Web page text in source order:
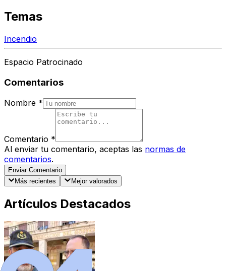
Temas
Incendio
Espacio Patrocinado
Comentarios
Nombre *
Comentario *
Al enviar tu comentario, aceptas las normas de
comentarios.
Enviar Comentario
Más recientes
Mejor valorados
Artículos Destacados